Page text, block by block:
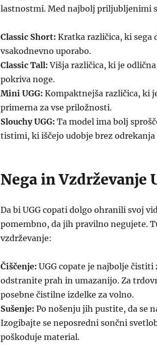
lastnostmi. Med najbolj priljubljenimi
Classic Short: Kratka različica, ki sega
vsakodnevno uporabo.
Classic Tall: Višja različica, ki je
pokriva noge.
Mini UGG: Kompaktnejša različica, ki
primerna za vse priložnosti.
Slouchy UGG: Ta model ima bolj
tistimi, ki iščejo udobje brez odrekanja
Nega in Vzdrževanje
Da bi UGG copati dolgo ohranili svoj
pomembno, da jih pravilno negujete.
vzdrževanje:
Čiščenje: UGG copate je najbolje
odstranite prah in umazanijo. Za
posebne čistilne izdelke za volno.
Sušenje: Po nošenju jih pustite, da se
Izogibajte se neposredni sončni
poškoduje material.